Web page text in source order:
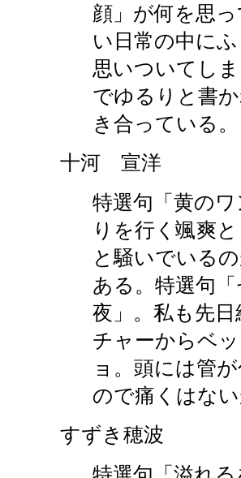
顔」が何を思
い日常の中に
思いついてし
でゆるりと書
き合っている。
十河 宣洋
特選句「黄の
りを行く颯爽
と騒いでいる
ある。特選句
夜」。私も先
チャーからベ
ョ。頭には管
ので痛くはない
すずき穂波